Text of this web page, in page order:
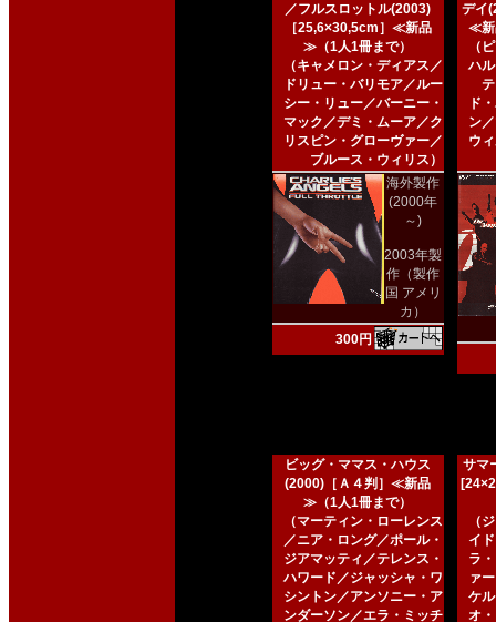
／フルスロットル(2003)
［25,6×30,5cm］≪新品
≫（1人1冊まで）
（キャメロン・ディアス／
ドリュー・バリモア／ルー
シー・リュー／バーニー・
マック／デミ・ムーア／ク
リスピン・グローヴァー／
ブルース・ウィリス）
海外製作
(2000年
～)
2003年製
作（製作
国 アメリ
カ）
300円
デイ
≪新
（
ハ
ド
ン
ウ
ビッグ・ママス・ハウス
(2000)［Ａ４判］≪新品
≫（1人1冊まで）
（マーティン・ローレンス
／ニア・ロング／ポール・
ジアマッティ／テレンス・
ハワード／ジャッシャ・ワ
シントン／アンソニー・ア
ンダーソン／エラ・ミッチ
サマ
（
イ
ラ
ァ
ケ
オ